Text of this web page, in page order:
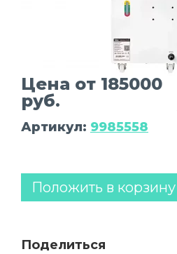
Цена от 185000
руб.
Артикул: 9985558
Положить в корзину
Поделиться